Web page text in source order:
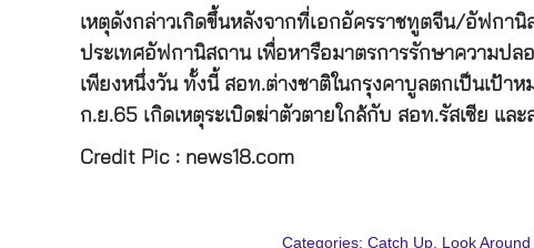
เหตุดังกล่าวเกิดขึ้นหลังจากที่เอกอัครราชทูตจีน/อัฟกานิ
ประเทศอัฟกานิสถาน เพื่อหารือมาตรการรักษาความป
เพียงหนึ่งวัน ทั้งนี้ สอท.ต่างชาติในกรุงคาบูลตกเป็นเป้า
ก.ย.65 เกิดเหตุระเบิดฆ่าตัวตายใกล้กับ สอท.รัสเซีย แล
Credit Pic : news18.com
Categories: Catch Up Look